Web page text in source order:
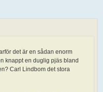
det är en sådan enorm
knappt en duglig pjäs bland
Carl Lindbom det stora